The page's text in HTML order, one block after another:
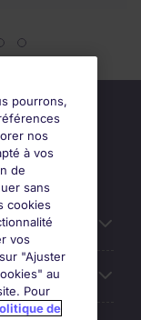
pourrons,
nos
à vos
de
sans
cookies
vos
"Ajuster
au
Pour
de